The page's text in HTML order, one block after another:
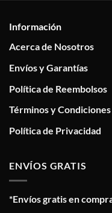
Información
Acerca de Nosotros
Envíos y Garantías
Política de Reembolsos
Términos y Condiciones
Política de Privacidad
ENVÍOS GRATIS
*Envíos gratis en